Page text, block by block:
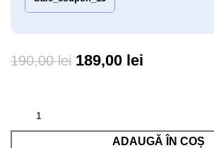
190,00lei Prețul
fost:
189,00 lei
189,00 lei.
ADAUGĂ ÎN COȘ